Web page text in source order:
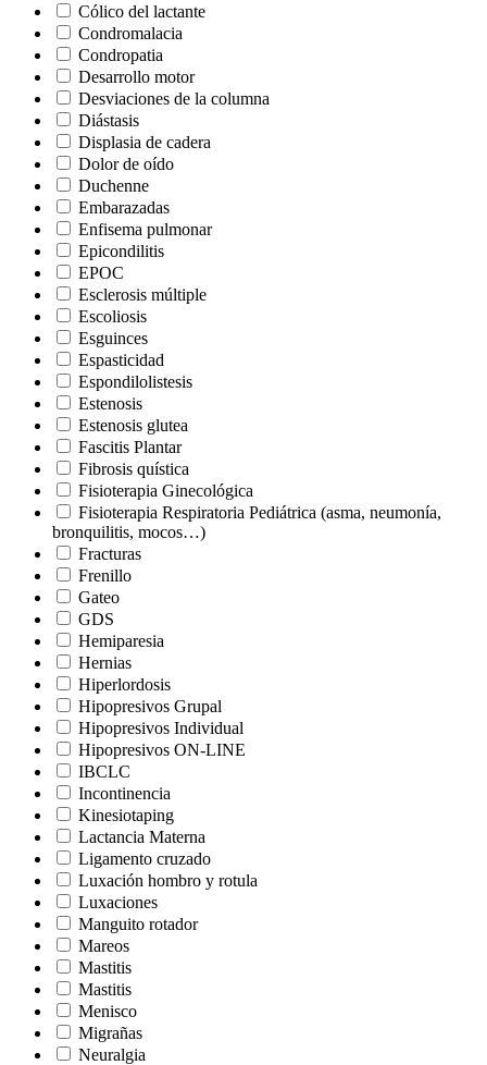
Cólico del lactante
Condromalacia
Condropatia
Desarrollo motor
Desviaciones de la columna
Diástasis
Displasia de cadera
Dolor de oído
Duchenne
Embarazadas
Enfisema pulmonar
Epicondilitis
EPOC
Esclerosis múltiple
Escoliosis
Esguinces
Espasticidad
Espondilolistesis
Estenosis
Estenosis glutea
Fascitis Plantar
Fibrosis quística
Fisioterapia Ginecológica
Fisioterapia Respiratoria Pediátrica (asma, neumonía,
bronquilitis, mocos…)
Fracturas
Frenillo
Gateo
GDS
Hemiparesia
Hernias
Hiperlordosis
Hipopresivos Grupal
Hipopresivos Individual
Hipopresivos ON-LINE
IBCLC
Incontinencia
Kinesiotaping
Lactancia Materna
Ligamento cruzado
Luxación hombro y rotula
Luxaciones
Manguito rotador
Mareos
Mastitis
Mastitis
Menisco
Migrañas
Neuralgia